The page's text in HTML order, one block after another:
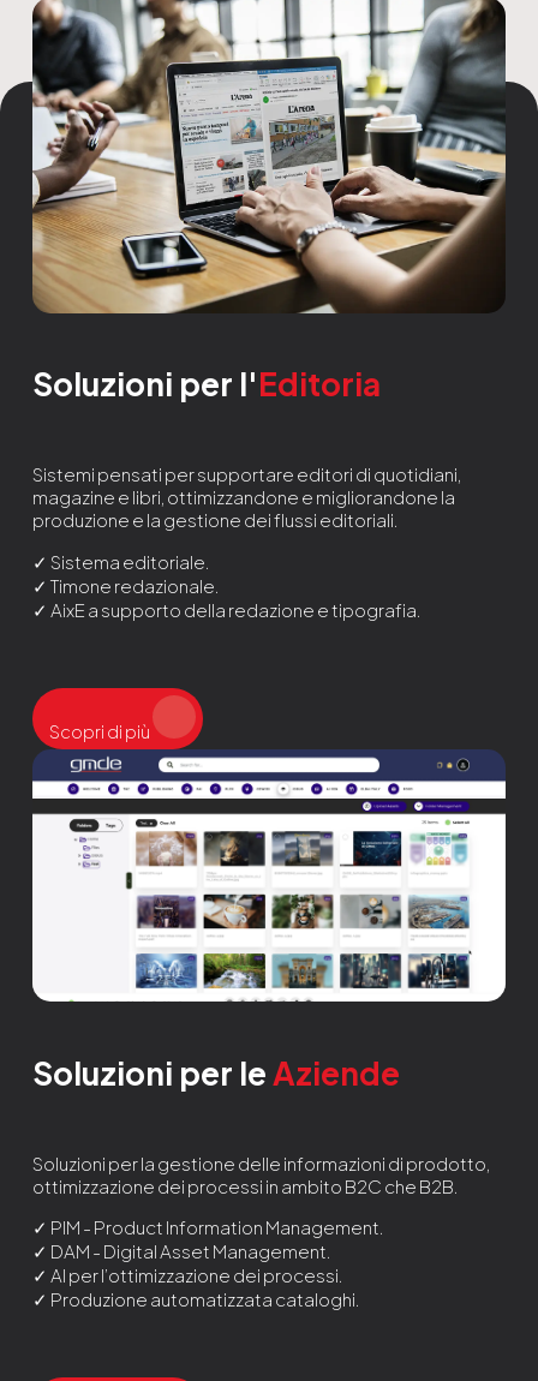
Soluzioni per l'Editoria
Sistemi pensati per supportare editori di quotidiani,
magazine e libri, ottimizzandone e migliorandone la
produzione e la gestione dei flussi editoriali.
✓ Sistema editoriale.
✓ Timone redazionale.
✓ AixE a supporto della redazione e tipografia.
Scopri di più
Soluzioni per le Aziende
Soluzioni per la gestione delle informazioni di prodotto,
ottimizzazione dei processi in ambito B2C che B2B.
✓ PIM - Product Information Management.
✓ DAM - Digital Asset Management.
✓ AI per l’ottimizzazione dei processi.
✓ Produzione automatizzata cataloghi.